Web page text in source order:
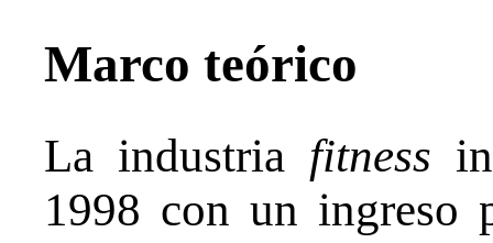
Marco teórico
La industria fitness
1998 con un ingreso